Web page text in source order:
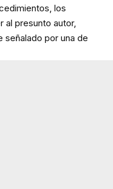
los
al presunto autor,
señalado por una de